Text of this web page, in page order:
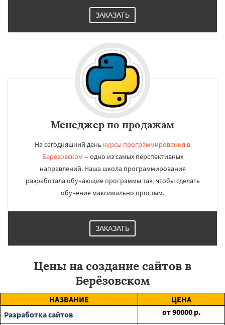
ЗАКАЗАТЬ
Менеджер по продажам
На сегодняшний день курсы программирования в
Берёзовском – одно из самых перспективных
направлений. Наша школа программирования
разработала обучающие программы так, чтобы сделать
обучение максимально простым.
ЗАКАЗАТЬ
Цены на создание сайтов в
Берёзовском
НАЗВАНИЕ
ЦЕНА
Разработка сайтов
от90000 р.